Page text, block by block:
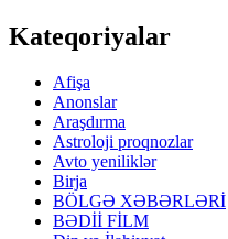
Kateqoriyalar
Afişa
Anonslar
Araşdırma
Astroloji proqnozlar
Avto yeniliklər
Birja
BÖLGƏ XƏBƏRLƏRİ
BƏDİİ FİLM